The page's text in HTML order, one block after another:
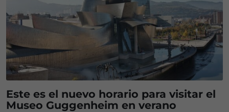
Este es el nuevo horario para visitar el
Museo Guggenheim en verano